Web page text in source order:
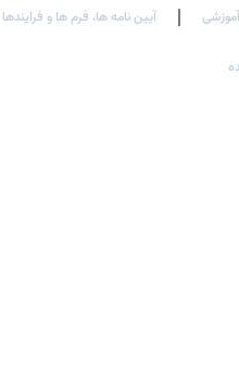
آیین نامه ها، فرم ها و فرایندها